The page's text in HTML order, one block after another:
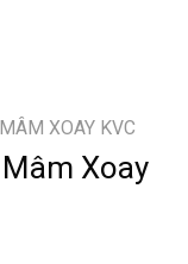
XOAY KVC
Xoay